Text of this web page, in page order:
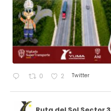
0 2 Twitter